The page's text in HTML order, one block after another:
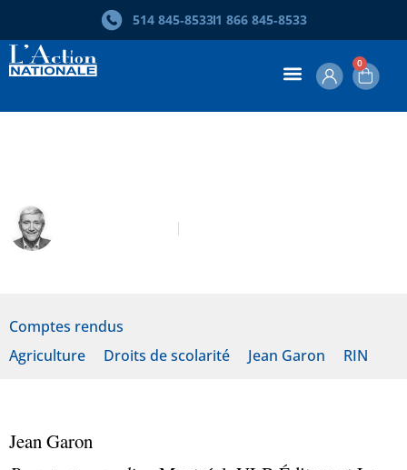
514 845‑85331 866 845‑8533
0
Comptes rendus
Agriculture
Droits de scolarité Jean Garon RIN
Jean Garon